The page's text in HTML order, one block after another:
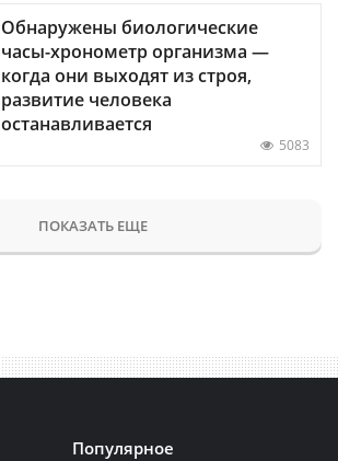
Обнаружены биологические
часы-хронометр организма —
когда они выходят из строя,
развитие человека
останавливается
5083
ПОКАЗАТЬ ЕЩЕ
Популярное